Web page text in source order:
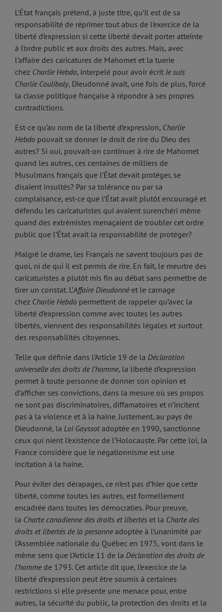
L’État français prétend, à juste titre, qu’il est de sa
responsabilité de réprimer tout abus de l’exercice de la
liberté d’expression si cette liberté devait porter atteinte
à l’ordre public et aux droits des autres. Mais, avec
l’affaire des caricatures de Mahomet et la tuerie
chez Charlie Hebdo, interpelé pour avoir écrit Je suis
Charlie Coulibaly, Dieudonné avait, une fois de plus, forcé
la classe politique française à répondre à ses propres
contradictions.
Est-ce qu’au nom de la liberté d’expression, Charlie
Hebdo pouvait se donner le droit de rire du Dieu des
autres? Si oui, pouvait-on continuer à rire de Mahomet
quand les autres, ces centaines de milliers de
Musulmans français que l’État devait protéger, se
disaient insultés? Par sa tolérance ou par sa
complaisance, est-ce que l’État avait plutôt encouragé et
défendu les caricaturistes qui avaient surenchéri même
quand des extrémistes menaçaient de troubler cet ordre
public que l’État avait la responsabilité de protéger?
Malgré le drame, les Français ne savent toujours pas de
quoi, ni de qui il est permis de rire. En fait, le meurtre des
caricaturistes a plutôt mis fin au débat sans permettre de
tirer un constat. L’Affaire Dieudonné et le carnage
chez Charlie Hebdo permettent de rappeler qu’avec la
liberté d’expression comme avec toutes les autres
libertés, viennent des responsabilités légales et surtout
des responsabilités citoyennes.
Telle que définie dans l’Article 19 de la Déclaration
universelle des droits de l’homme, la liberté d’expression
permet à toute personne de donner son opinion et
d’afficher ses convictions, dans la mesure où ses propos
ne sont pas discriminatoires, diffamatoires et n’incitent
pas à la violence et à la haine. Justement, au pays de
Dieudonné, la Loi Gayssotadoptée en 1990, sanctionne
ceux qui nient l’existence de l’Holocauste. Par cette loi, la
France considère que le négationnisme est une
incitation à la haine.
Pour éviter des dérapages, ce n’est pas d’hier que cette
liberté, comme toutes les autres, est formellement
encadrée dans toutes les démocraties. Pour preuve,
la Charte canadienne des droits et libertés et la Charte des
droits et libertés de la personne adoptée à l’unanimité par
l’Assemblée nationale du Québec en 1975, vont dans le
même sens que l’Article 11 de la Déclaration des droits de
l’homme de 1793. Cet article dit que, l’exercice de la
liberté d’expression peut être soumis à certaines
restrictions si elle présente une menace pour, entre
autres, la sécurité du public, la protection des droits et la